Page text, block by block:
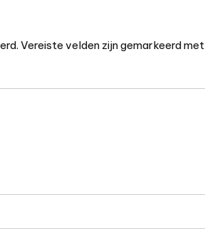
Vereiste velden zijn gemarkeerd met